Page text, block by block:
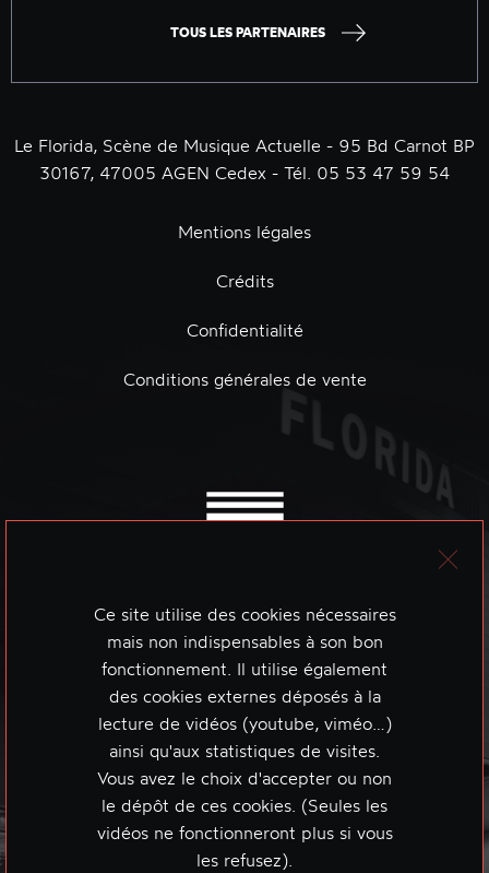
TOUS LES PARTENAIRES
Le Florida, Scène de Musique Actuelle - 95 Bd Carnot BP
30167, 47005 AGEN Cedex - Tél. 05 53 47 59 54
Mentions légales
Crédits
Confidentialité
Conditions générales de vente
Ce site utilise des cookies nécessaires
mais non indispensables à son bon
fonctionnement. Il utilise également
des cookies externes déposés à la
lecture de vidéos (youtube, viméo…)
ainsi qu'aux statistiques de visites.
Vous avez le choix d'accepter ou non
le dépôt de ces cookies. (Seules les
vidéos ne fonctionneront plus si vous
les refusez).